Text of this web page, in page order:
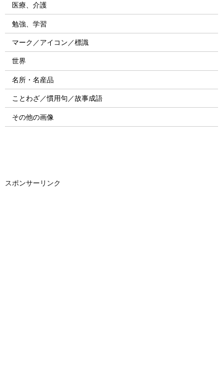
医療、介護
勉強、学習
マーク／アイコン／標識
世界
名所・名産品
ことわざ／慣用句／故事成語
その他の画像
スポンサーリンク